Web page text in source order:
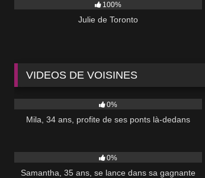
100%
Julie de Toronto
VIDEOS DE VOISINES
0%
Mila, 34 ans, profite de ses ponts là-dedans
0%
Samantha, 35 ans, se lance dans sa gagnante